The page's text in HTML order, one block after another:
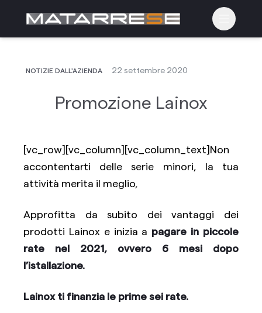
Apri il
NOTIZIE DALL'AZIENDA 22 settembre 2020
Promozione Lainox
[vc_row][vc_column][vc_column_text]Non
accontentarti delle serie minori, la tua
attività merita il meglio,
Approfitta da subito dei vantaggi dei
prodotti Lainox e inizia a pagare in piccole
rate nel 2021, ovvero 6 mesi dopo
l’istallazione.
Lainox ti finanzia le prime sei rate.